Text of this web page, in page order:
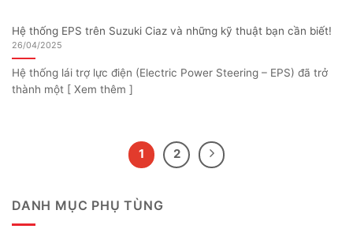
Hệ thống EPS trên Suzuki Ciaz và những kỹ thuật bạn cần biết!
26/04/2025
Hệ thống lái trợ lực điện (Electric Power Steering – EPS) đã trở
thành một [ Xem thêm ]
1 2
DANH MỤC PHỤ TÙNG